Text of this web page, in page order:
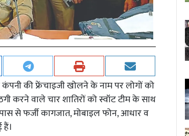
कंपनी की फ्रेंचाइजी खोलने के नाम पर लोगों को
करने वाले चार शातिरों को स्वॉट टीम के साथ
से फर्जी कागजात, मोबाइल फोन, आधार व